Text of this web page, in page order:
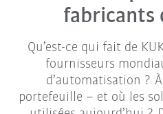
fabricants
Qu’est-ce qui fait de
fournisseurs
d’automatisation ?
portefeuille – et où les